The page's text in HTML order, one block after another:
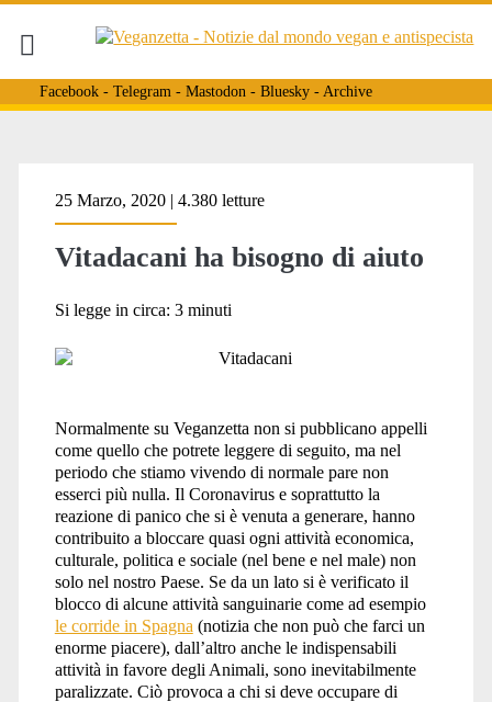
Facebook- Telegram- Mastodon- Bluesky- Archive
Tag:
<span>corride
tori</span>
25 Marzo, 2020 | 4.380 letture
Vitadacani ha bisogno di aiuto
Si legge in circa: 3 minuti
Normalmente su Veganzetta non si pubblicano appelli
come quello che potrete leggere di seguito, ma nel
periodo che stiamo vivendo di normale pare non
esserci più nulla. Il Coronavirus e soprattutto la
reazione di panico che si è venuta a generare, hanno
contribuito a bloccare quasi ogni attività economica,
culturale, politica e sociale (nel bene e nel male) non
solo nel nostro Paese. Se da un lato si è verificato il
blocco di alcune attività sanguinarie come ad esempio
le corride in Spagna (notizia che non può che farci un
enorme piacere), dall’altro anche le indispensabili
attività in favore degli Animali, sono inevitabilmente
paralizzate. Ciò provoca a chi si deve occupare di